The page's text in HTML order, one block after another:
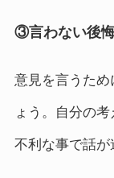
③言わない後
意見を言うた
ょう。自分の
不利な事で話が